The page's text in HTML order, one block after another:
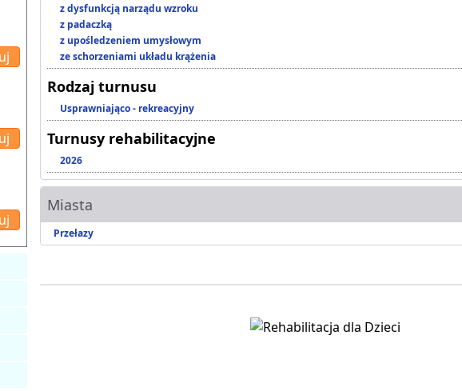
z dysfunkcją narządu wzroku
z padaczką
z upośledzeniem umysłowym
ze schorzeniami układu krążenia
Rodzaj turnusu
Usprawniająco - rekreacyjny
Turnusy rehabilitacyjne
2026
Miasta
Przełazy